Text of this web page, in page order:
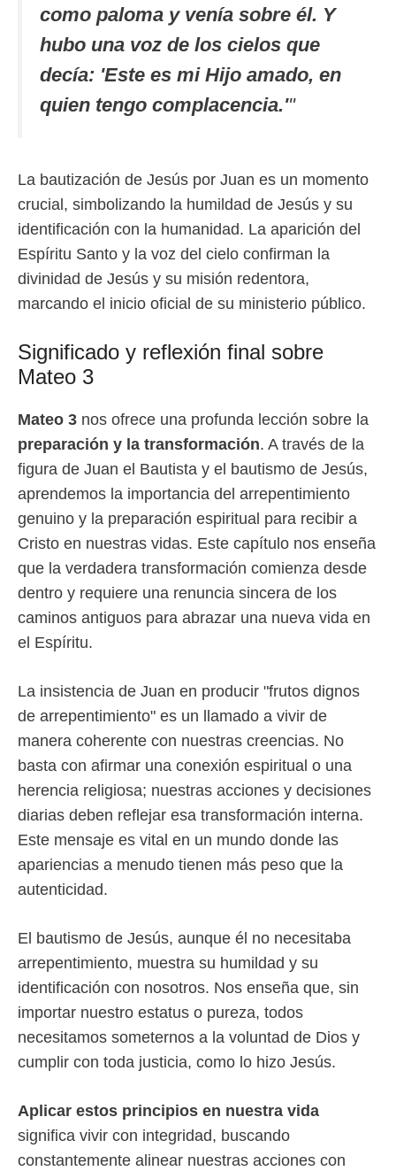
como paloma y venía sobre él. Y
hubo una voz de los cielos que
decía: 'Este es mi Hijo amado, en
quien tengo complacencia.'"
La bautización de Jesús por Juan es un momento
crucial, simbolizando la humildad de Jesús y su
identificación con la humanidad. La aparición del
Espíritu Santo y la voz del cielo confirman la
divinidad de Jesús y su misión redentora,
marcando el inicio oficial de su ministerio público.
Significado y reflexión final sobre
Mateo 3
Mateo 3 nos ofrece una profunda lección sobre la
preparación y la transformación. A través de la
figura de Juan el Bautista y el bautismo de Jesús,
aprendemos la importancia del arrepentimiento
genuino y la preparación espiritual para recibir a
Cristo en nuestras vidas. Este capítulo nos enseña
que la verdadera transformación comienza desde
dentro y requiere una renuncia sincera de los
caminos antiguos para abrazar una nueva vida en
el Espíritu.
La insistencia de Juan en producir "frutos dignos
de arrepentimiento" es un llamado a vivir de
manera coherente con nuestras creencias. No
basta con afirmar una conexión espiritual o una
herencia religiosa; nuestras acciones y decisiones
diarias deben reflejar esa transformación interna.
Este mensaje es vital en un mundo donde las
apariencias a menudo tienen más peso que la
autenticidad.
El bautismo de Jesús, aunque él no necesitaba
arrepentimiento, muestra su humildad y su
identificación con nosotros. Nos enseña que, sin
importar nuestro estatus o pureza, todos
necesitamos someternos a la voluntad de Dios y
cumplir con toda justicia, como lo hizo Jesús.
Aplicar estos principios en nuestra vida
significa vivir con integridad, buscando
constantemente alinear nuestras acciones con